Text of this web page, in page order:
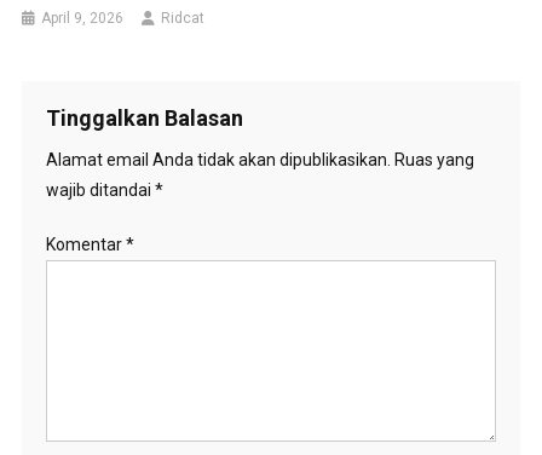
April 9, 2026 Ridcat
Tinggalkan Balasan
Alamat email Anda tidak akan dipublikasikan. Ruas yang
wajib ditandai *
Komentar*